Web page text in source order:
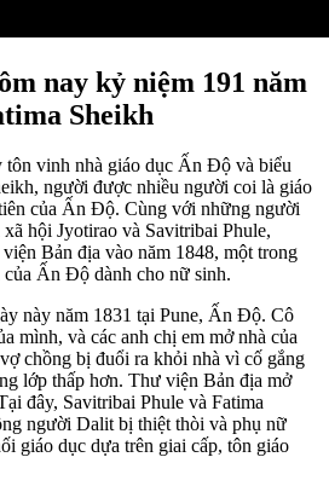
nay kỷ niệm 191 năm
Sheikh
vinh nhà giáo dục Ấn Độ và biểu
người được nhiều người coi là giáo
của Ấn Độ. Cùng với những người
hội Jyotirao và Savitribai Phule,
Bản địa vào năm 1848, một trong
Ấn Độ dành cho nữ sinh.
này năm 1831 tại Pune, Ấn Độ. Cô
mình, và các anh chị em mở nhà của
chồng bị đuổi ra khỏi nhà vì cố gắng
lớp thấp hơn. Thư viện Bản địa mở
đây, Savitribai Phule và Fatima
người Dalit bị thiệt thòi và phụ nữ
giáo dục dựa trên giai cấp, tôn giáo